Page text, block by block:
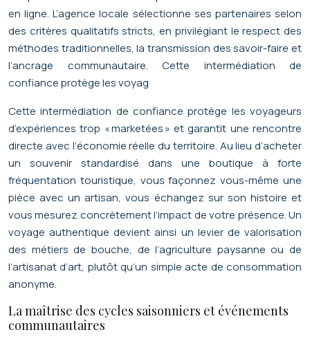
en ligne. L’agence locale sélectionne ses partenaires selon
des critères qualitatifs stricts, en privilégiant le respect des
méthodes traditionnelles, la transmission des savoir-faire et
l’ancrage communautaire. Cette intermédiation de
confiance protège les voyag
Cette intermédiation de confiance protège les voyageurs
d’expériences trop « marketées » et garantit une rencontre
directe avec l’économie réelle du territoire. Au lieu d’acheter
un souvenir standardisé dans une boutique à forte
fréquentation touristique, vous façonnez vous-même une
pièce avec un artisan, vous échangez sur son histoire et
vous mesurez concrètement l’impact de votre présence. Un
voyage authentique devient ainsi un levier de valorisation
des métiers de bouche, de l’agriculture paysanne ou de
l’artisanat d’art, plutôt qu’un simple acte de consommation
anonyme.
La maîtrise des cycles saisonniers et événements
communautaires